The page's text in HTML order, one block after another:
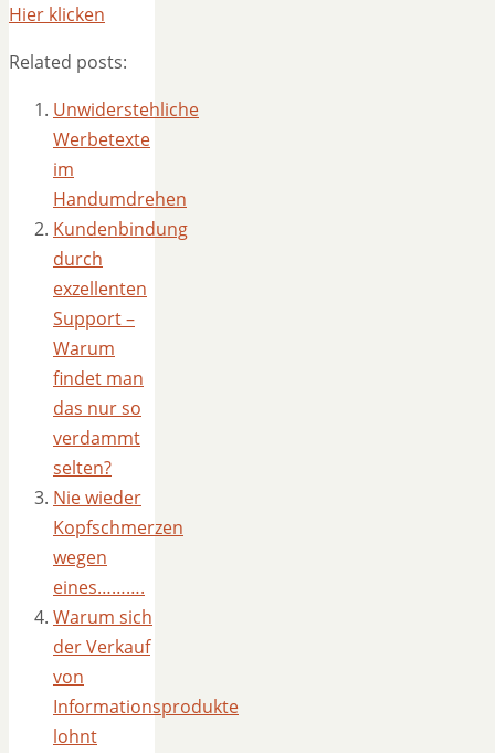
Hier klicken
Related posts:
Unwiderstehliche
Werbetexte
im
Handumdrehen
Kundenbindung
durch
exzellenten
Support –
Warum
findet man
das nur so
verdammt
selten?
Nie wieder
Kopfschmerzen
wegen
eines……….
Warum sich
der Verkauf
von
Informationsprodukte
lohnt